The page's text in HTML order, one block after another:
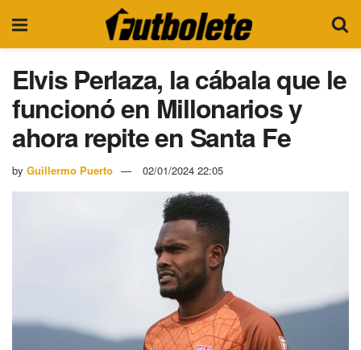
Elvis Perlaza, la cábala que le
funcionó en Millonarios y
ahora repite en Santa Fe
by Guillermo Puerto 02/01/2024 22:05